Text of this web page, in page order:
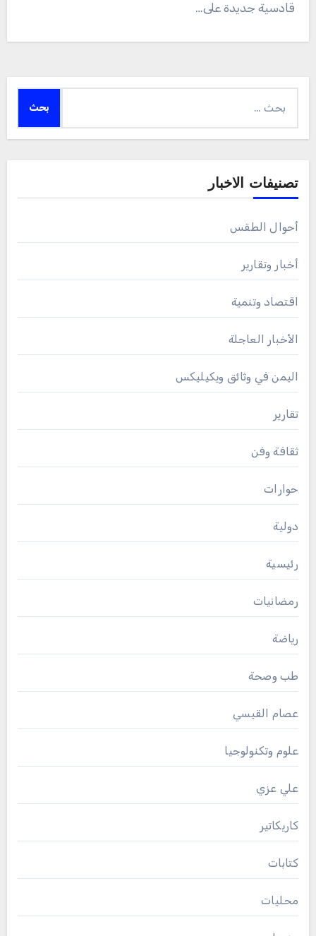
قادسية جديدة على…
عن:
تصنيفات الاخبار
أحوال الطقس
أخبار وتقارير
اقتصاد وتنمية
الأخبار العاجلة
اليمن في وثائق ويكيليكس
تقارير
ثقافة وفن
حوارات
دولية
رئيسية
رمضانيات
رياضة
طب وصحة
عصام القيسي
علوم وتكنولوجيا
علي عزي
كاريكاتير
كتابات
محليات